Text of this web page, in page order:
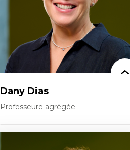
Dany Dias
Professeure agrégée